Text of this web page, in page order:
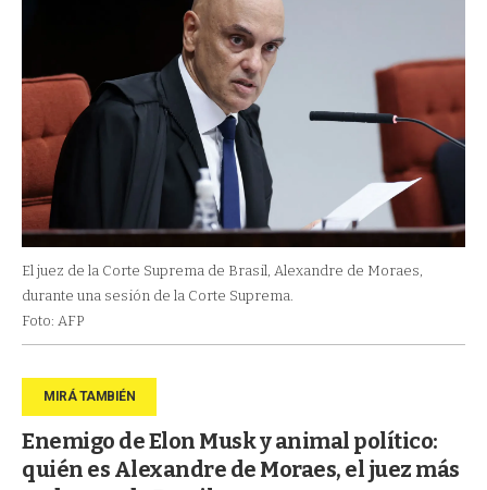
El juez de la Corte Suprema de Brasil, Alexandre de Moraes,
durante una sesión de la Corte Suprema.
Foto: AFP
Enemigo de Elon Musk y animal político:
quién es Alexandre de Moraes, el juez más